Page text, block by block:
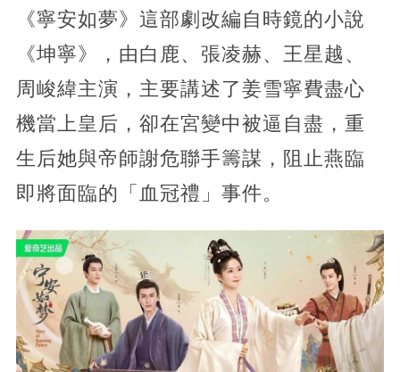
《寧安如夢》這部劇改編自時鏡的小說
《坤寧》，由白鹿、張凌赫、王星越、
周峻緯主演，主要講述了姜雪寧費盡心
機當上皇后，卻在宮變中被逼自盡，重
生后她與帝師謝危聯手籌謀，阻止燕臨
即將面臨的「血冠禮」事件。